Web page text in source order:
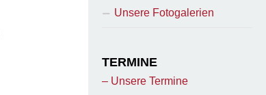
Unsere Fotogalerien
TERMINE
– Unsere Termine